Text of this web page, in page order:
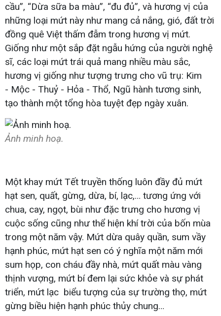
cầu”, “Dừa sữa ba màu”, “đu đủ”, và hương vị của
những loại mứt này như mang cả nắng, gió, đất trời
đồng quê Việt thấm đẫm trong hương vị mứt.
Giống như một sắp đặt ngẫu hứng của người nghệ
sĩ, các loại mứt trái quả mang nhiều màu sắc,
hương vị giống như tượng trưng cho vũ trụ: Kim
- Mộc - Thuỷ - Hỏa - Thổ, Ngũ hành tương sinh,
tạo thành một tổng hòa tuyệt đẹp ngày xuân.
Ảnh minh hoạ.
Một khay mứt Tết truyền thống luôn đầy đủ mứt
hạt sen, quất, gừng, dừa, bí, lạc,… tương ứng với
chua, cay, ngọt, bùi như đặc trưng cho hương vị
cuộc sống cũng như thể hiện khí trời của bốn mùa
trong một năm vậy. Mứt dừa quây quần, sum vầy
hạnh phúc, mứt hạt sen có ý nghĩa một năm mới
sum họp, con cháu đầy nhà, mứt quất màu vàng
thịnh vượng, mứt bí đem lại sức khỏe và sự phát
triển, mứt lạc biểu tượng của sự trường thọ, mứt
gừng biều hiện hạnh phúc thủy chung…